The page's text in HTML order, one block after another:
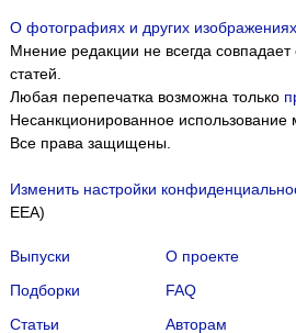
О фотографиях и других изображениях
Мнение редакции не всегда совпадает
статей.
Любая перепечатка возможна только
Несанкционированное
Все права защищены.
Изменить настройки
EEA)
Выпуски
Подборки
Статьи
О проекте
FAQ
Авторам